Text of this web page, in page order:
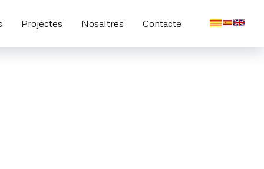
Projectes Nosaltres Contacte